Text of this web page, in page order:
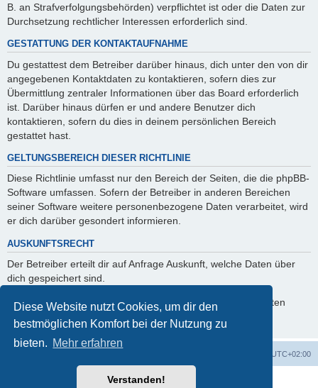
Diese Website nutzt Cookies, um dir den
bestmöglichen Komfort bei der Nutzung zu
bieten. Mehr erfahren
Verstanden!
B. an Strafverfolgungsbehörden) verpflichtet ist oder die Daten zur
Durchsetzung rechtlicher Interessen erforderlich sind.
GESTATTUNG DER KONTAKTAUFNAHME
Du gestattest dem Betreiber darüber hinaus, dich unter den von dir
angegebenen Kontaktdaten zu kontaktieren, sofern dies zur
Übermittlung zentraler Informationen über das Board erforderlich
ist. Darüber hinaus dürfen er und andere Benutzer dich
kontaktieren, sofern du dies in deinem persönlichen Bereich
gestattet hast.
GELTUNGSBEREICH DIESER RICHTLINIE
Diese Richtlinie umfasst nur den Bereich der Seiten, die die phpBB-
Software umfassen. Sofern der Betreiber in anderen Bereichen
seiner Software weitere personenbezogene Daten verarbeitet, wird
er dich darüber gesondert informieren.
AUSKUNFTSRECHT
Der Betreiber erteilt dir auf Anfrage Auskunft, welche Daten über
dich gespeichert sind.
Du kannst jederzeit die Löschung bzw. Sperrung deiner Daten
verlangen. Kontaktiere hierzu bitte den Betreiber.
UTC+02:00
Powered byphpBB® Forum Software © phpBB Limited